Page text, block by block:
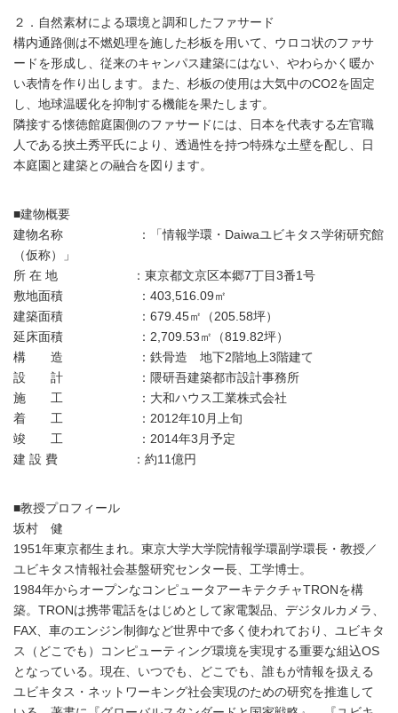
２．自然素材による環境と調和したファサード
構内通路側は不燃処理を施した杉板を用いて、ウロコ状のファサ
ードを形成し、従来のキャンパス建築にはない、やわらかく暖か
い表情を作り出します。また、杉板の使用は大気中のCO2を固定
し、地球温暖化を抑制する機能を果たします。
隣接する懐徳館庭園側のファサードには、日本を代表する左官職
人である挾土秀平氏により、透過性を持つ特殊な土壁を配し、日
本庭園と建築との融合を図ります。
■建物概要
建物名称 ：「情報学環・Daiwaユビキタス学術研究館
（仮称）」
所 在 地 ：東京都文京区本郷7丁目3番1号
敷地面積 ：403,516.09㎡
建築面積 ：679.45㎡（205.58坪）
延床面積 ：2,709.53㎡（819.82坪）
構 造 ：鉄骨造 地下2階地上3階建て
設 計 ：隈研吾建築都市設計事務所
施 工 ：大和ハウス工業株式会社
着 工 ：2012年10月上旬
竣 工 ：2014年3月予定
建 設 費 ：約11億円
■教授プロフィール
坂村 健
1951年東京都生まれ。東京大学大学院情報学環副学環長・教授／
ユビキタス情報社会基盤研究センター長、工学博士。
1984年からオープンなコンピュータアーキテクチャTRONを構
築。TRONは携帯電話をはじめとして家電製品、デジタルカメラ、
FAX、車のエンジン制御など世界中で多く使われており、ユビキタ
ス（どこでも）コンピューティング環境を実現する重要な組込OS
となっている。現在、いつでも、どこでも、誰もが情報を扱える
ユビキタス・ネットワーキング社会実現のための研究を推進して